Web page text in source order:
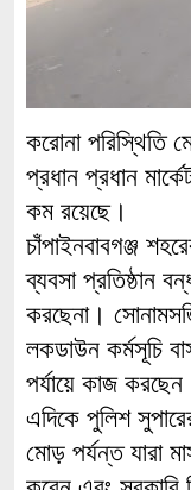
করোনা পরিস্থিতি
প্রধান প্রধান
কম রয়েছে।
চাঁপাইনবাবগঞ্জ
ব্যবসা প্রতিষ্ঠান
করছেনা।
লকডাউন কর্মসূচি
পর্যায়ে কাজ
এদিকে পুলিশ
মোড় পর্যন্ত যারা